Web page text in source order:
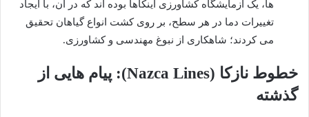
ها، یک آزمایشگاه کشاورزی اینکاها بوده اند که در آن، با ایجاد
تغییرات دما در هر سطح، بر روی کشت انواع گیاهان تحقیق
می کردند؛ شاهکاری از نبوغ مهندسی و کشاورزی.
خطوط نازکا (Nazca Lines): پیام هایی از
گذشته